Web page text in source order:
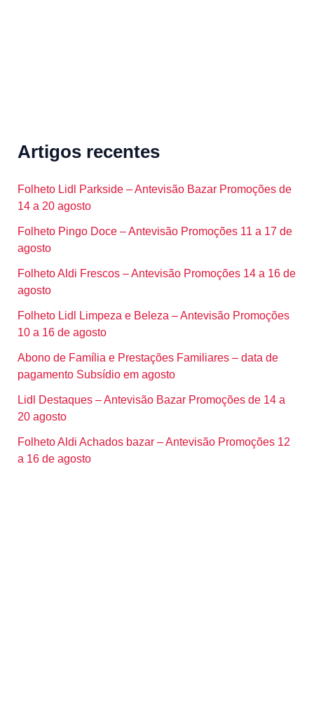
Artigos recentes
Folheto Lidl Parkside – Antevisão Bazar Promoções de
14 a 20 agosto
Folheto Pingo Doce – Antevisão Promoções 11 a 17 de
agosto
Folheto Aldi Frescos – Antevisão Promoções 14 a 16 de
agosto
Folheto Lidl Limpeza e Beleza – Antevisão Promoções
10 a 16 de agosto
Abono de Família e Prestações Familiares – data de
pagamento Subsídio em agosto
Lidl Destaques – Antevisão Bazar Promoções de 14 a
20 agosto
Folheto Aldi Achados bazar – Antevisão Promoções 12
a 16 de agosto